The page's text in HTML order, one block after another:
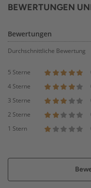
BEWERTUNGEN
Bewertungen
Durchschnittliche Bewertung
5 Sterne
4 Sterne
3 Sterne
2 Sterne
1 Stern